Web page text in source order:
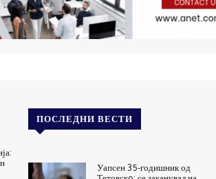
ПОСЛЕДНИ ВЕСТИ
Уапсен 35-годишник од